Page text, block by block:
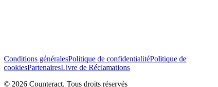
Conditions généralesPolitique de confidentialitéPolitique de
cookiesPartenairesLivre de Réclamations
© 2026 Counteract. Tous droits réservés